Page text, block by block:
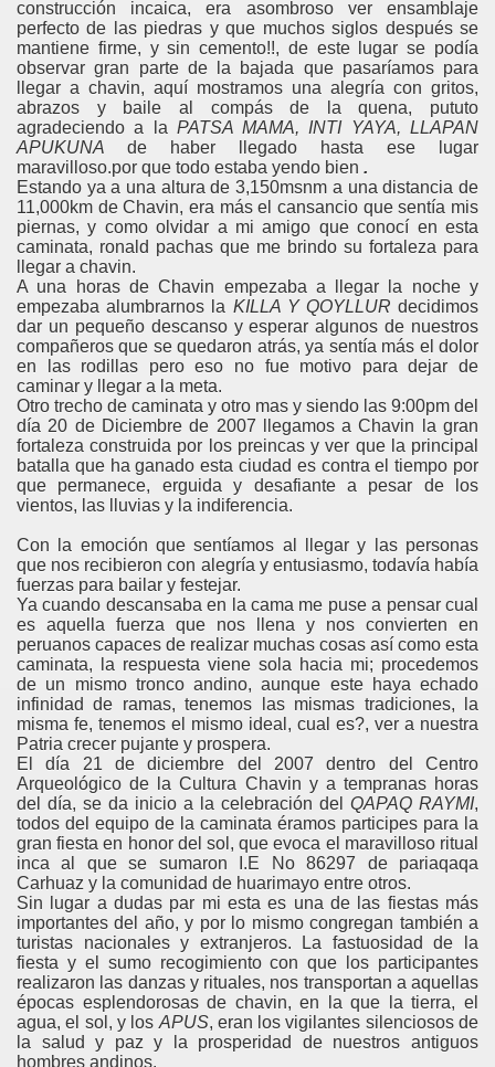
construcción incaica, era asombroso ver ensamblaje
perfecto de las piedras y que muchos siglos después se
mantiene firme, y sin cemento!!, de este lugar se podía
observar gran parte de la bajada que pasaríamos para
llegar a chavin, aquí mostramos una alegría con gritos,
abrazos y baile al compás de la quena, pututo
agradeciendo a la PATSA MAMA, INTI YAYA, LLAPAN
APUKUNA de haber llegado hasta ese lugar
maravilloso.por que todo estaba yendo bien .
Estando ya a una altura de 3,150msnm a una distancia de
11,000km de Chavin, era más el cansancio que sentía mis
piernas, y como olvidar a mi amigo que conocí en esta
caminata, ronald pachas que me brindo su fortaleza para
llegar a chavin.
A una horas de Chavin empezaba a llegar la noche y
empezaba alumbrarnos la KILLA Y QOYLLUR decidimos
dar un pequeño descanso y esperar algunos de nuestros
compañeros que se quedaron atrás, ya sentía más el dolor
en las rodillas pero eso no fue motivo para dejar de
caminar y llegar a la meta.
Otro trecho de caminata y otro mas y siendo las 9:00pm del
día 20 de Diciembre de 2007 llegamos a Chavin la gran
fortaleza construida por los preincas y ver que la principal
batalla que ha ganado esta ciudad es contra el tiempo por
que permanece, erguida y desafiante a pesar de los
vientos, las lluvias y la indiferencia.
Con la emoción que sentíamos al llegar y las personas
que nos recibieron con alegría y entusiasmo, todavía había
fuerzas para bailar y festejar.
Ya cuando descansaba en la cama me puse a pensar cual
es aquella fuerza que nos llena y nos convierten en
peruanos capaces de realizar muchas cosas así como esta
caminata, la respuesta viene sola hacia mi; procedemos
de un mismo tronco andino, aunque este haya echado
infinidad de ramas, tenemos las mismas tradiciones, la
misma fe, tenemos el mismo ideal, cual es?, ver a nuestra
Patria crecer pujante y prospera.
El día 21 de diciembre del 2007 dentro del Centro
Arqueológico de la Cultura Chavin y a tempranas horas
del día, se da inicio a la celebración del QAPAQ RAYMI,
todos del equipo de la caminata éramos participes para la
gran fiesta en honor del sol, que evoca el maravilloso ritual
inca al que se sumaron I.E No 86297 de pariaqaqa
Carhuaz y la comunidad de huarimayo entre otros.
Sin lugar a dudas par mi esta es una de las fiestas más
importantes del año, y por lo mismo congregan también a
turistas nacionales y extranjeros. La fastuosidad de la
fiesta y el sumo recogimiento con que los participantes
realizaron las danzas y rituales, nos transportan a aquellas
épocas esplendorosas de chavin, en la que la tierra, el
agua, el sol, y los APUS, eran los vigilantes silenciosos de
la salud y paz y la prosperidad de nuestros antiguos
hombres andinos.